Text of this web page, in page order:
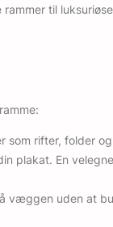
til
som rifter, folder
plakat. En
væggen uden at